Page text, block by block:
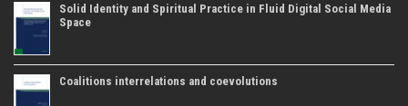
Solid Identity and Spiritual Practice in Fluid Digital Social Media
Space
Coalitions interrelations and coevolutions